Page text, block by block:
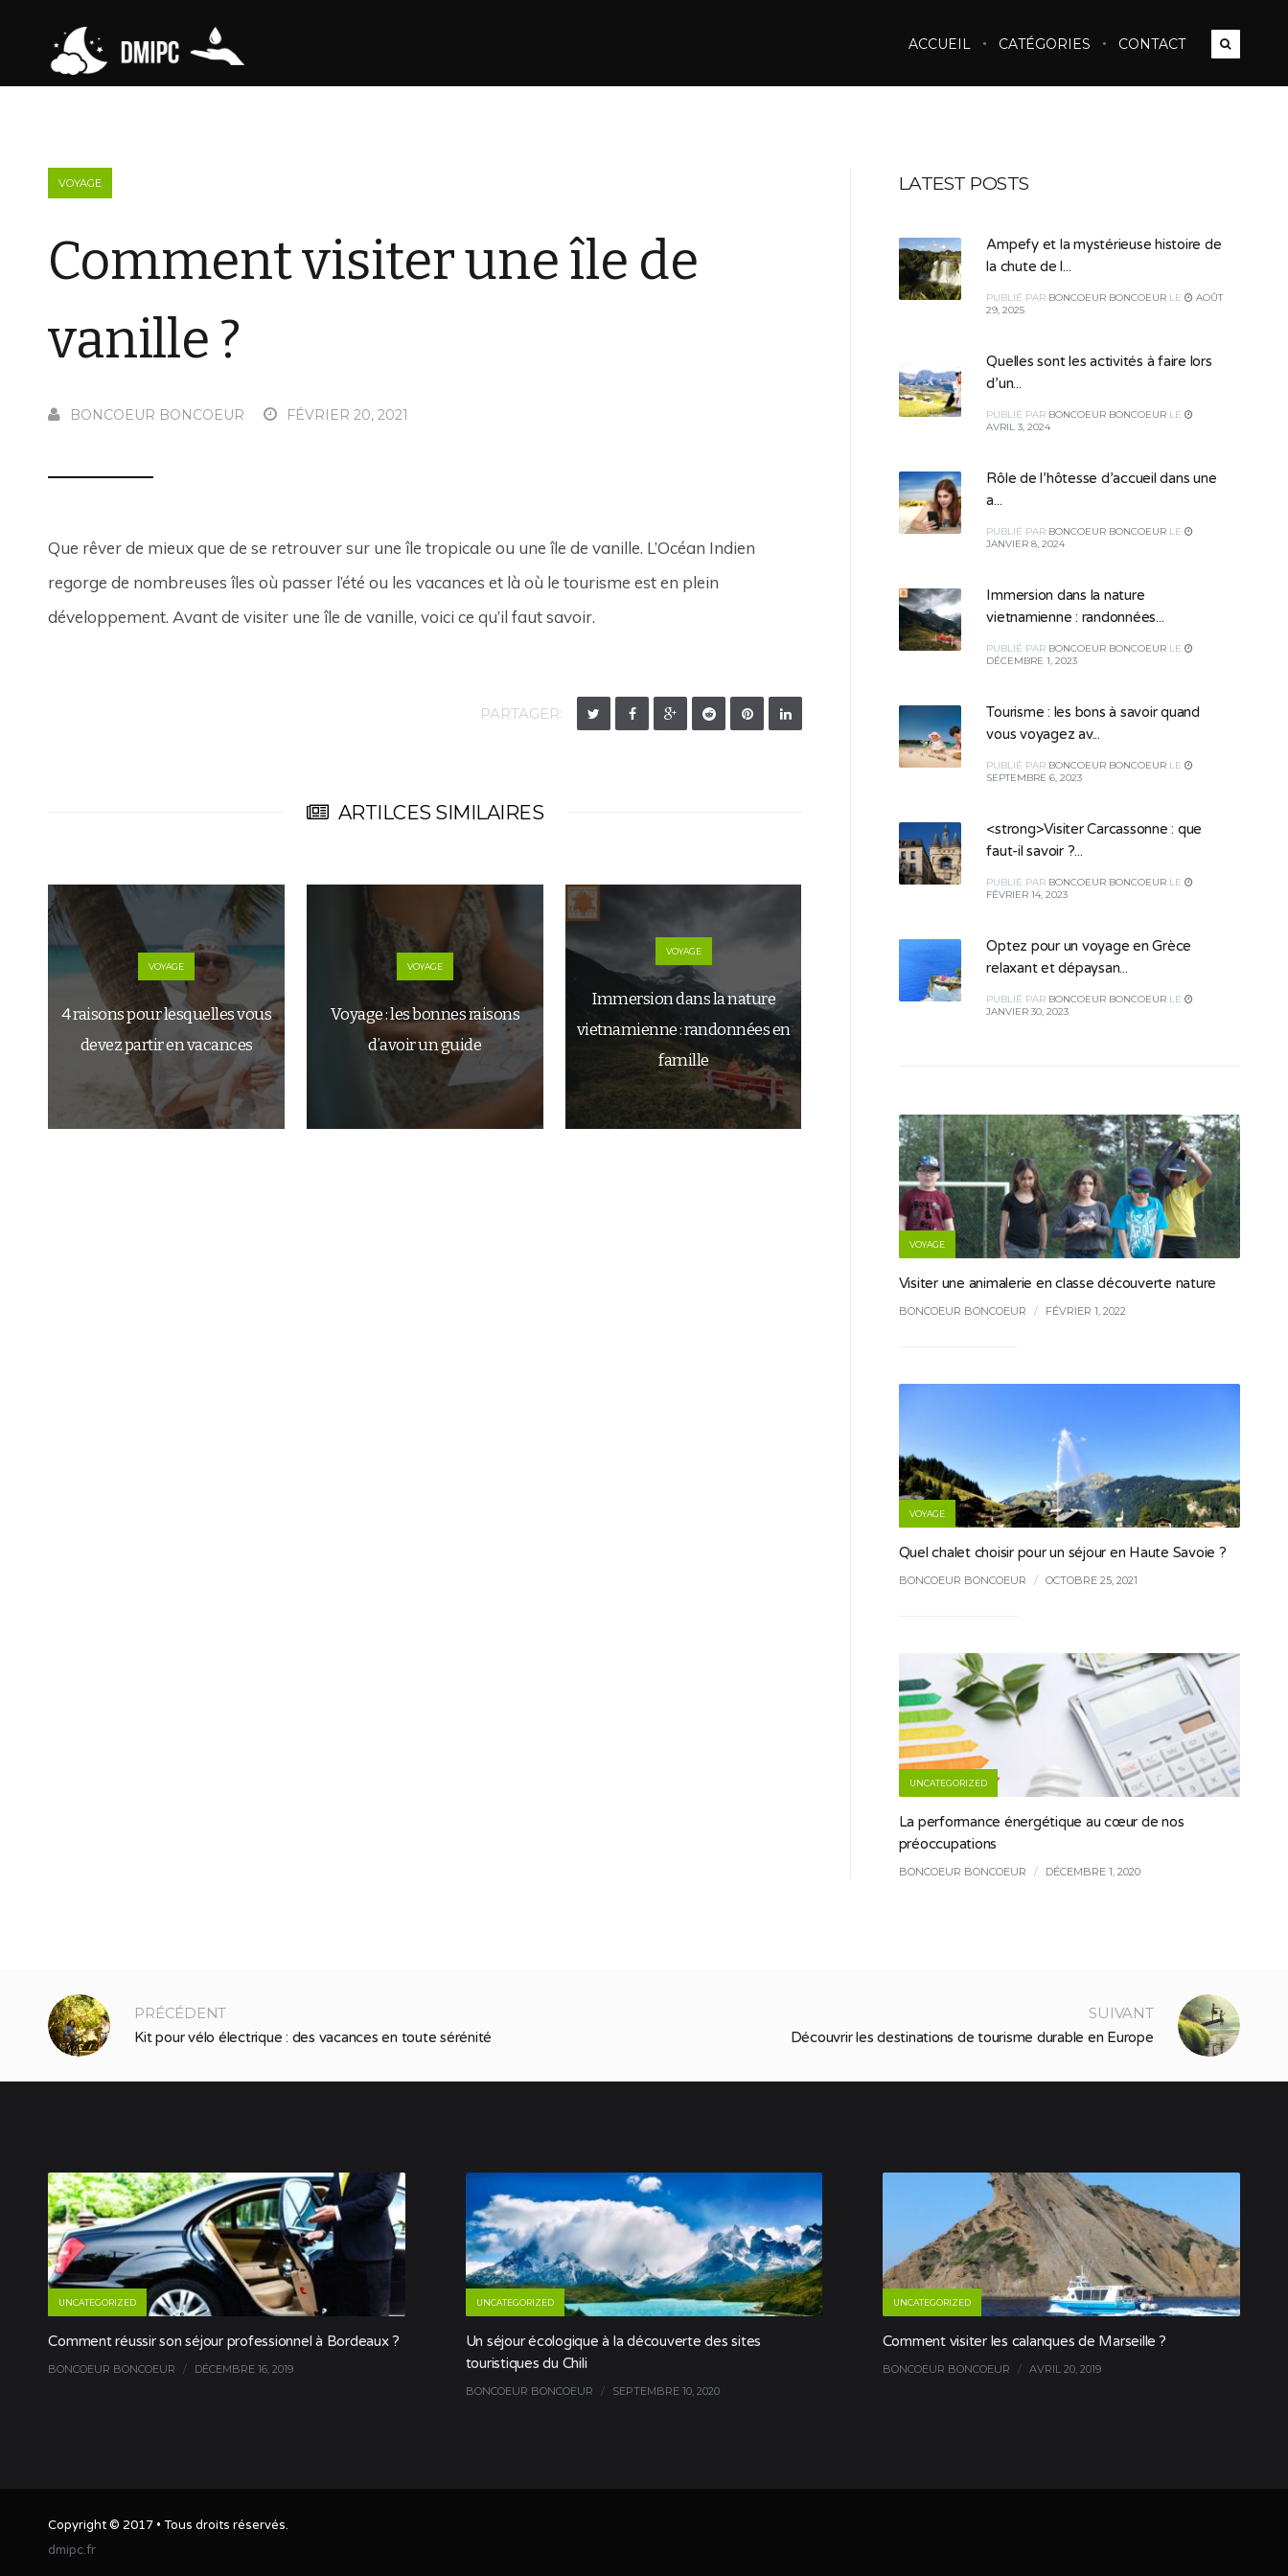
ACCUEIL CATÉGORIES CONTACT
VOYAGE
Comment visiter une île de
vanille ?
BONCOEUR BONCOEUR FÉVRIER 20, 2021
Que rêver de mieux que de se retrouver sur une île tropicale ou une île de vanille. L’Océan Indien
regorge de nombreuses îles où passer l’été ou les vacances et là où le tourisme est en plein
développement. Avant de visiter une île de vanille, voici ce qu’il faut savoir.
PARTAGER:
ARTILCES SIMILAIRES
VOYAGE
4 raisons pour lesquelles vous
devez partir en vacances
VOYAGE
Voyage : les bonnes raisons
d’avoir un guide
VOYAGE
Immersion dans la nature
vietnamienne : randonnées en
famille
LATEST POSTS
Ampefy et la mystérieuse histoire de
la chute de l...
PUBLIÉ PAR BONCOEUR BONCOEUR LE
AOÛT
29, 2025
Quelles sont les activités à faire lors
d’un...
PUBLIÉ PAR BONCOEUR BONCOEUR LE
AVRIL 3, 2024
Rôle de l’hôtesse d’accueil dans une
a...
PUBLIÉ PAR BONCOEUR BONCOEUR LE
JANVIER 8, 2024
Immersion dans la nature
vietnamienne : randonnées...
PUBLIÉ PAR BONCOEUR BONCOEUR LE
DÉCEMBRE 1, 2023
Tourisme : les bons à savoir quand
vous voyagez av...
PUBLIÉ PAR BONCOEUR BONCOEUR LE
SEPTEMBRE 6, 2023
<strong>Visiter Carcassonne : que
faut-il savoir ?...
PUBLIÉ PAR BONCOEUR BONCOEUR LE
FÉVRIER 14, 2023
Optez pour un voyage en Grèce
relaxant et dépaysan...
PUBLIÉ PAR BONCOEUR BONCOEUR LE
JANVIER 30, 2023
VOYAGE
Visiter une animalerie en classe découverte nature
BONCOEUR BONCOEUR / FÉVRIER 1, 2022
VOYAGE
Quel chalet choisir pour un séjour en Haute Savoie ?
BONCOEUR BONCOEUR / OCTOBRE 25, 2021
UNCATEGORIZED
La performance énergétique au cœur de nos
préoccupations
BONCOEUR BONCOEUR / DÉCEMBRE 1, 2020
PRÉCÉDENT
Kit pour vélo électrique : des vacances en toute sérénité
SUIVANT
Découvrir les destinations de tourisme durable en Europe
UNCATEGORIZED
Comment réussir son séjour professionnel à Bordeaux ?
BONCOEUR BONCOEUR / DÉCEMBRE 16, 2019
UNCATEGORIZED
Un séjour écologique à la découverte des sites
touristiques du Chili
BONCOEUR BONCOEUR / SEPTEMBRE 10, 2020
UNCATEGORIZED
Comment visiter les calanques de Marseille ?
BONCOEUR BONCOEUR / AVRIL 20, 2019
Copyright © 2017 • Tous droits réservés.
dmipc.fr